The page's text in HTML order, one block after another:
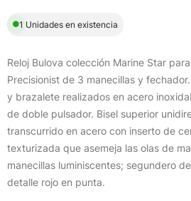
1 Unidades en existencia
Reloj Bulova colección Marine Star
Precisionist de 3 manecillas y
y brazalete realizados en acero
de doble pulsador. Bisel superior
transcurrido en acero con inserto de
texturizada que asemeja las olas de
manecillas luminiscentes; segundero
detalle rojo en punta.